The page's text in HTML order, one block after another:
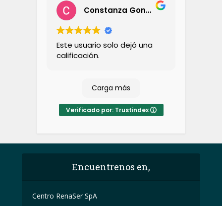
pasó la hora súper rápido y
no lo sentí denso
Constanza González Cerda
Este usuario solo dejó una
calificación.
Carga más
Verificado por: Trustindex
Encuentrenos en,
Centro RenaSer SpA